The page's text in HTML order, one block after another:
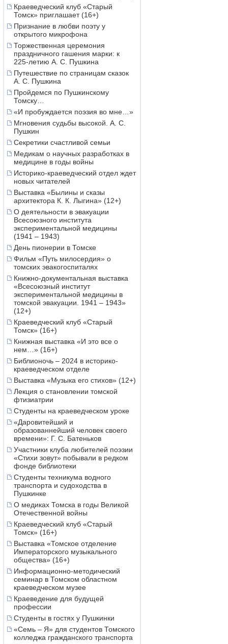
Краеведческий клуб «Старый
Томск» приглашает (16+)
Признание в любви поэту у
открытого микрофона
Торжественная церемония
праздничного гашения марки: к
225-летию А. С. Пушкина
Путешествие по страницам сказок
А. С. Пушкина
Пройдемся по Пушкинскому
Томску…
«И пробуждается поэзия во мне…»
Мгновения судьбы высокой. А. С.
Пушкин
Секретики счастливой семьи
Медикам о научных разработках в
медицине в годы войны
Историко-краеведческий отдел ждет
новых читателей
Выставка «Былины и сказы
архитектора К. К. Лыгина» (12+)
О деятельности в эвакуации
Всесоюзного института
экспериментальной медицины
(1941 – 1943)
День пионерии в Томске
Фильм «Путь милосердия» о
томских эвакогоспиталях
Книжно-документальная выставка
«Всесоюзный институт
экспериментальной медицины в
томской эвакуации. 1941 – 1943»
(12+)
Краеведческий клуб «Старый
Томск» (16+)
Книжная выставка «И это все о
нем…» (16+)
Библионочь – 2024 в историко-
краеведческом отделе
Выставка «Музыка его стихов» (12+)
Лекция о становлении томской
фтизиатрии
Студенты на краеведческом уроке
«Даровитейший и
образованнейший человек своего
времени»: Г. С. Батеньков
Участники клуба любителей поэзии
«Стихи зовут» побывали в редком
фонде библиотеки
Студенты техникума водного
транспорта и судоходства в
Пушкинке
О медиках Томска в годы Великой
Отечественной войны
Краеведческий клуб «Старый
Томск» (16+)
Выставка «Томское отделение
Императорского музыкального
общества» (16+)
Информационно-методический
семинар в Томском областном
краеведческом музее
Краеведение для будущей
профессии
Студенты в гостях у Пушкинки
«Семь – Я» для студентов Томского
колледжа гражданского транспорта